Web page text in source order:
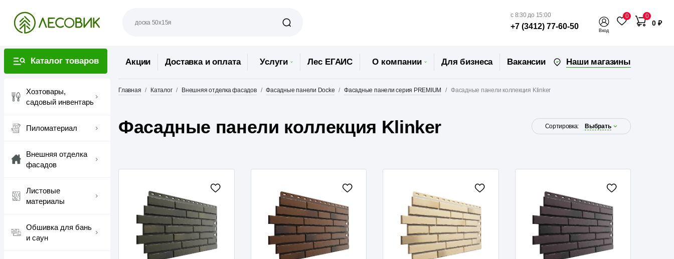
с 8:30 до 15:00
+7 (3412) 77-60-50 Вход
0 0
0 ₽
Каталог товаров
Хозтовары,
садовый инвентарь
Пиломатериал
Внешняя отделка
фасадов
Листовые
материалы
Обшивка для бань
и саун
Акции Доставка и оплата Услуги Лес ЕГАИС О компании Для бизнеса Вакансии Наши магазины
Главная Каталог Внешняя отделка фасадов Фасадные панели Docke Фасадные панели серия PREMIUM Фасадные панели коллекция Klinker
Фасадные панели коллекция Klinker Сортировка: Выбрать